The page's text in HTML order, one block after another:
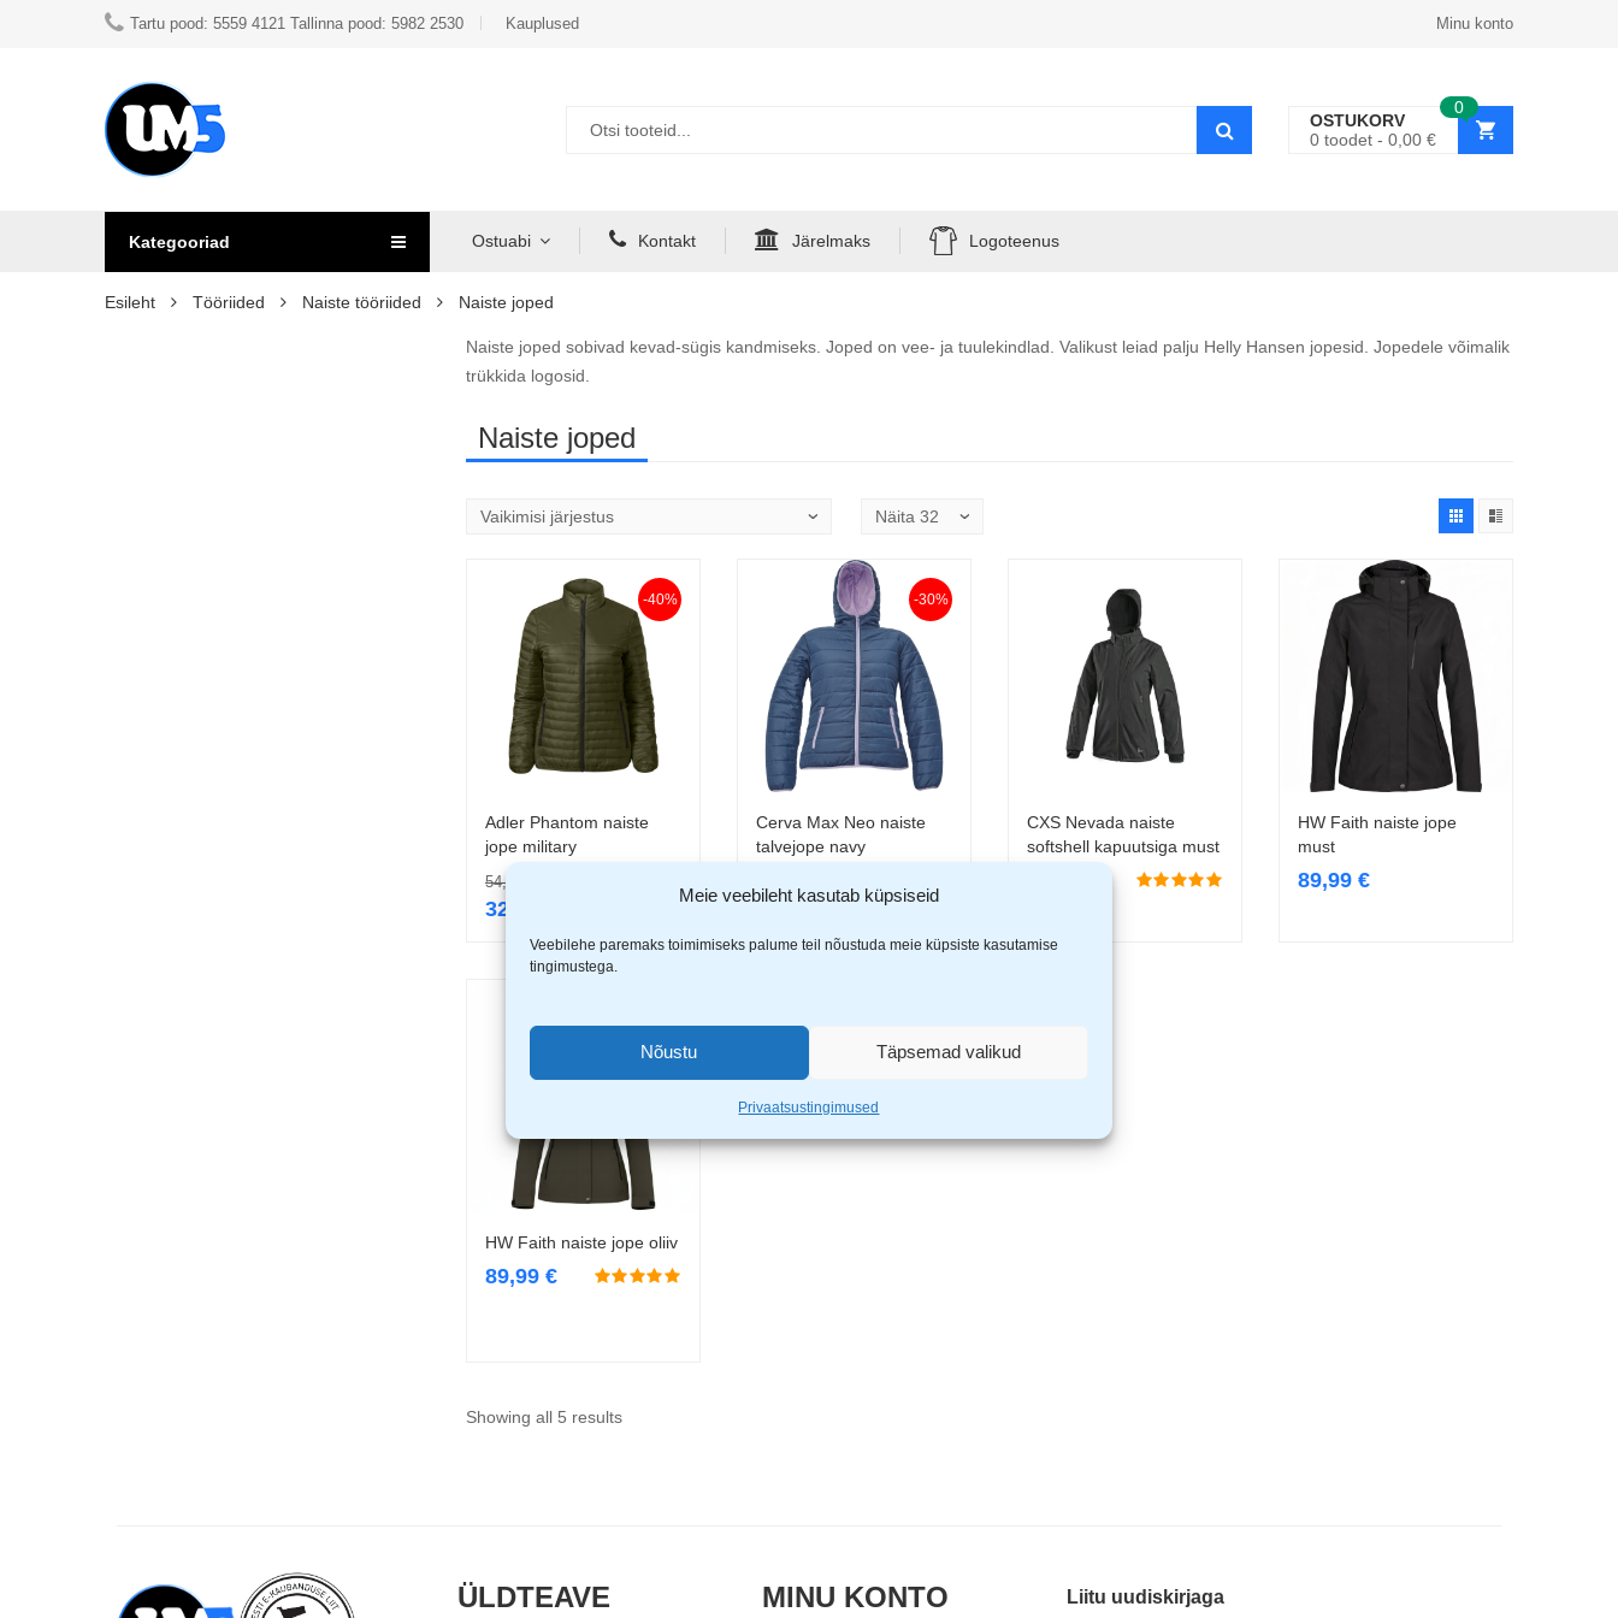
Meie veebileht kasutab küpsiseid
Veebilehe paremaks toimimiseks palume teil nõustuda meie küpsiste kasutamise
tingimustega.
Nõustu Täpsemad valikud
Privaatsustingimused
Tartu pood: 5559 4121 Tallinna pood: 5982 2530 Kauplused Minu konto
0
OSTUKORV
0 toodet 0,00 €
Kategooriad Ostuabi Kontakt Järelmaks Logoteenus
Esileht Tööriided Naiste tööriided Naiste joped
Naiste joped sobivad kevad-sügis kandmiseks. Joped on vee- ja tuulekindlad. Valikust leiad palju Helly Hansen jopesid. Jopedele võimalik
trükkida logosid.
Naiste joped
-40%
Vali
Adler Phantom naiste
jope military
54,99
32,99
-30%
Vali
Cerva Max Neo naiste
talvejope navy
25,99€
Vali
CXS Nevada naiste
softshell kapuutsiga must
Vali
HW Faith naiste jope
must
89,99 €
Vali
HW Faith naiste jope oliiv
89,99 €
Showing all 5 results
ÜLDTEAVE MINU KONTO Liitu uudiskirjaga